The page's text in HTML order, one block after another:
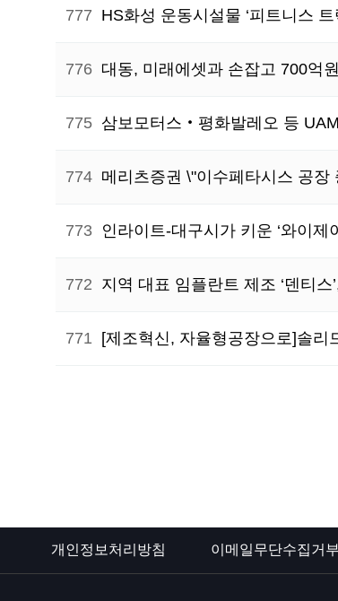
777 HS화성 운동시설물 ‘피트니스 트
776 대동, 미래에셋과 손잡고 700억
775 삼보모터스‧평화발레오 등
774 메리츠증권 \"이수페타시스 공장
773 인라이트-대구시가 키운 ‘와이제
772 지역 대표 임플란트 제조 ‘덴티
771 [제조혁신, 자율형공장으로]솔리
개인정보처리방침 이메일무단수집거부